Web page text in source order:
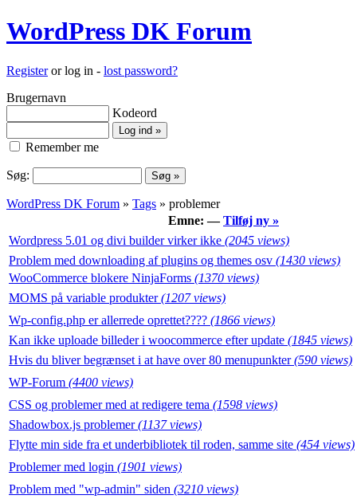
WordPress DK Forum
Registeror log in - lost password?
Brugernavn
Kodeord
Remember me
Søg:
WordPress DK Forum » Tags » problemer
Emne: —Tilføj ny »
Wordpress 5.01 og divi builder virker ikke (2045 views)
Problem med downloading af plugins og themes osv (1430 views)
WooCommerce blokere NinjaForms (1370 views)
MOMS på variable produkter(1207 views)
Wp-config.php er allerrede oprettet???? (1866 views)
Kan ikke uploade billeder i woocommerce efter update (1845 views)
Hvis du bliver begrænset i at have over 80 menupunkter(590 views)
WP-Forum (4400 views)
CSS og problemer med at redigere tema (1598 views)
Shadowbox.js problemer(1137 views)
Flytte min side fra et underbibliotek til roden, samme site (454 views)
Problemer med login (1901 views)
Problem med "wp-admin" siden (3210 views)